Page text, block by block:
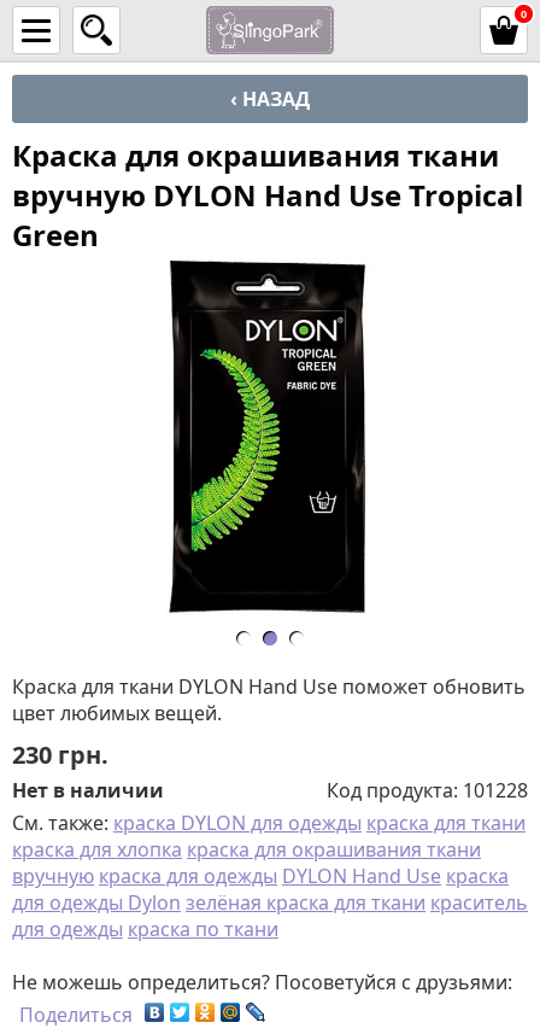
0
‹ НАЗАД
Краска для окрашивания ткани
вручную DYLON Hand Use Tropical
Green
Краска для ткани DYLON Hand Use поможет обновить
цвет любимых вещей.
230 грн.
Нет в наличии Код продукта: 101228
См. также: краска DYLON для одежды краска для ткани
краска для хлопка краска для окрашивания ткани
вручную краска для одежды DYLON Hand Use краска
для одежды Dylon зелёная краска для ткани краситель
для одежды краска по ткани
Не можешь определиться? Посоветуйся с друзьями:
Поделиться